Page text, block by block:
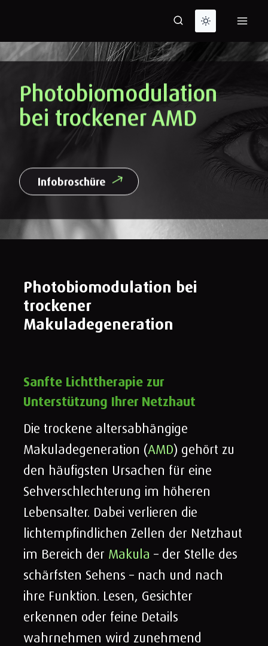
springen
Photobiomodulation
bei trockener AMD
Infobroschüre
Photobiomodulation bei
trockener
Makuladegeneration
Sanfte Lichttherapie zur
Unterstützung Ihrer Netzhaut
Die trockene altersabhängige
Makuladegeneration (AMD) gehört zu
den häufigsten Ursachen für eine
Sehverschlechterung im höheren
Lebensalter. Dabei verlieren die
lichtempfindlichen Zellen der Netzhaut
im Bereich der Makula – der Stelle des
schärfsten Sehens – nach und nach
ihre Funktion. Lesen, Gesichter
erkennen oder feine Details
wahrnehmen wird zunehmend